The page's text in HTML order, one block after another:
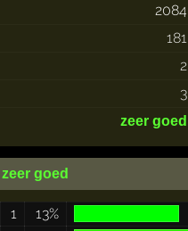
2084
181
2
3
zeer goed
zeer goed
1
13%